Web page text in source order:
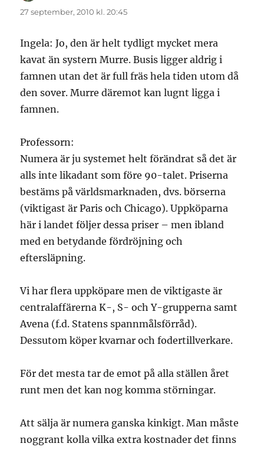
27 september, 2010 kl. 20:45
Ingela: Jo, den är helt tydligt mycket mera
kavat än systern Murre. Busis ligger aldrig i
famnen utan det är full fräs hela tiden utom då
den sover. Murre däremot kan lugnt ligga i
famnen.
Professorn:
Numera är ju systemet helt förändrat så det är
alls inte likadant som före 90-talet. Priserna
bestäms på världsmarknaden, dvs. börserna
(viktigast är Paris och Chicago). Uppköparna
här i landet följer dessa priser – men ibland
med en betydande fördröjning och
eftersläpning.
Vi har flera uppköpare men de viktigaste är
centralaffärerna K-, S- och Y-grupperna samt
Avena (f.d. Statens spannmålsförråd).
Dessutom köper kvarnar och fodertillverkare.
För det mesta tar de emot på alla ställen året
runt men det kan nog komma störningar.
Att sälja är numera ganska kinkigt. Man måste
noggrant kolla vilka extra kostnader det finns